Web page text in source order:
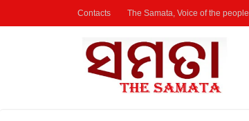
Contacts The Samata, Voice of the people